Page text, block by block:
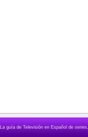
La guía de Televisión en Español de